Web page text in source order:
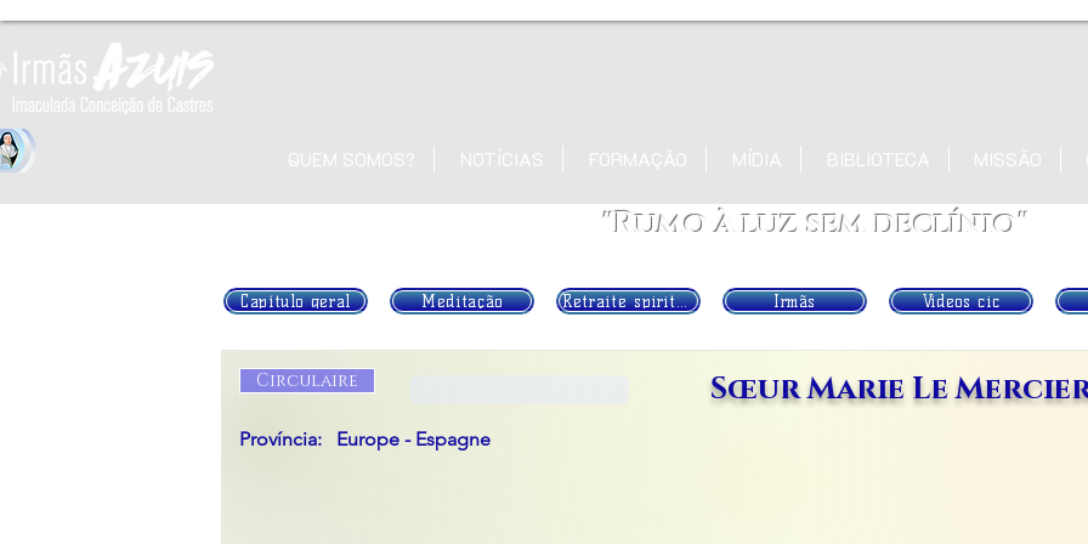
QUEM SOMOS? NOTÍCIAS FORMAÇÃO MÍDIA BIBLIOTECA MISSÃO
"Rumo à luz sem declínio"
Capítulo geral Meditação Retraite spirituelle Irmãs Vídeos cic
Circulaire Sœur Marie Le
Província: Europe - Espagne